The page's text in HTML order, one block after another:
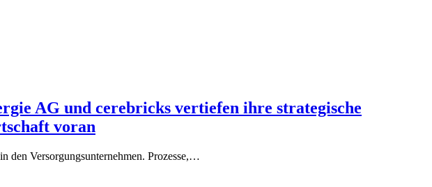
AG und cerebricks vertiefen ihre strategische
voran
den Versorgungsunternehmen. Prozesse,…